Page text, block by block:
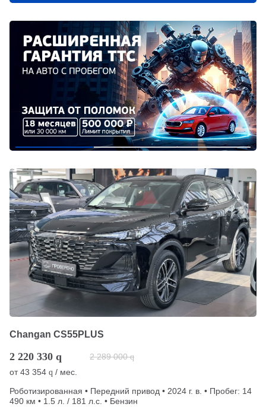
Changan CS55PLUS
2 220 330 q 2 289 000 q
от43 354 q / мес.
Роботизированная • Передний привод • 2024 г. в. • Пробег: 14
490 км • 1.5 л. / 181 л.с. • Бензин